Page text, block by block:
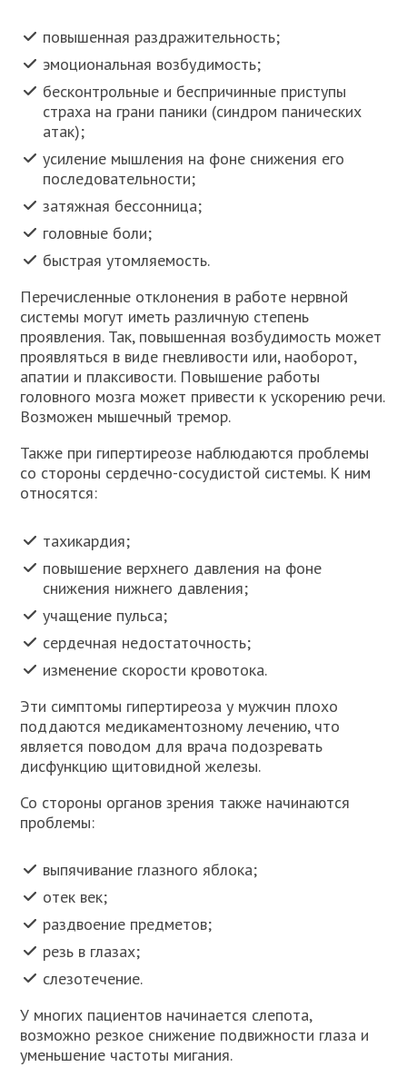
повышенная раздражительность;
эмоциональная возбудимость;
бесконтрольные и беспричинные приступы
страха на грани паники (синдром панических
атак);
усиление мышления на фоне снижения его
последовательности;
затяжная бессонница;
головные боли;
быстрая утомляемость.
Перечисленные отклонения в работе нервной
системы могут иметь различную степень
проявления. Так, повышенная возбудимость может
проявляться в виде гневливости или, наоборот,
апатии и плаксивости. Повышение работы
головного мозга может привести к ускорению речи.
Возможен мышечный тремор.
Также при гипертиреозе наблюдаются проблемы
со стороны сердечно-сосудистой системы. К ним
относятся:
тахикардия;
повышение верхнего давления на фоне
снижения нижнего давления;
учащение пульса;
сердечная недостаточность;
изменение скорости кровотока.
Эти симптомы гипертиреоза у мужчин плохо
поддаются медикаментозному лечению, что
является поводом для врача подозревать
дисфункцию щитовидной железы.
Со стороны органов зрения также начинаются
проблемы:
выпячивание глазного яблока;
отек век;
раздвоение предметов;
резь в глазах;
слезотечение.
У многих пациентов начинается слепота,
возможно резкое снижение подвижности глаза и
уменьшение частоты мигания.